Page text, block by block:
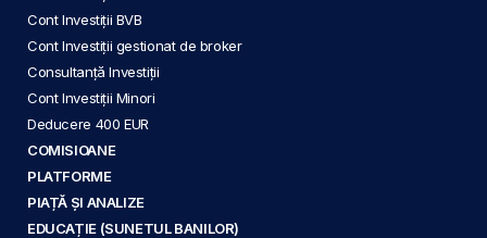
Cont Investiții BVB
Cont Investiții gestionat de broker
Consultanță Investiții
Cont Investiții Minori
Deducere 400 EUR
COMISIOANE
PLATFORME
PIAȚĂ ȘI ANALIZE
EDUCAȚIE (SUNETUL BANILOR)